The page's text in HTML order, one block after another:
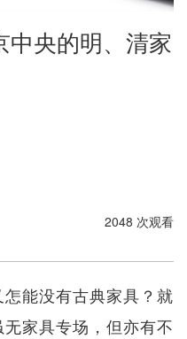
央的明、清家
2048 次观看
能没有古典家具？就
家具专场，但亦有不